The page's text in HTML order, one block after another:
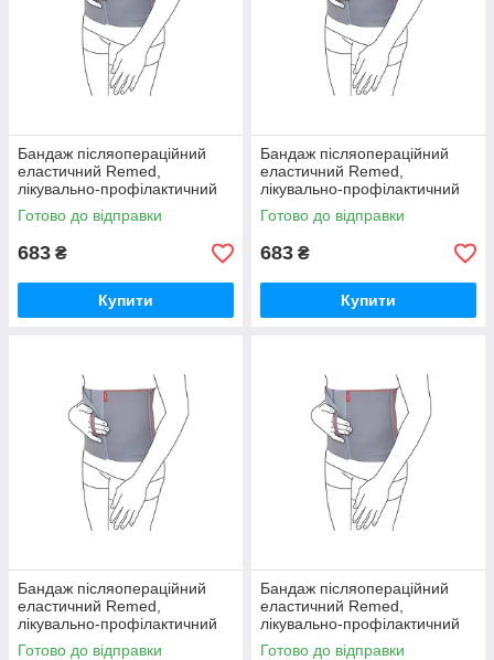
Бандаж післяопераційний
еластичний Remed,
лікувально-профілактичний
R4103
Готово до відправки
683 ₴
Купити
Бандаж післяопераційний
еластичний Remed,
лікувально-профілактичний
R4103
Готово до відправки
683 ₴
Купити
Бандаж післяопераційний
еластичний Remed,
лікувально-профілактичний
R4103
Готово до відправки
Бандаж післяопераційний
еластичний Remed,
лікувально-профілактичний
R4103
Готово до відправки